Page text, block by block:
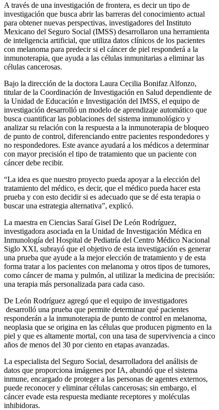
A través de una investigación de frontera, es decir un tipo de
investigación que busca abrir las barreras del conocimiento actual
para obtener nuevas perspectivas, investigadores del Instituto
Mexicano del Seguro Social (IMSS) desarrollaron una herramienta
de inteligencia artificial, que utiliza datos clínicos de los pacientes
con melanoma para predecir si el cáncer de piel responderá a la
inmunoterapia, que ayuda a las células inmunitarias a eliminar las
células cancerosas.
Bajo la dirección de la doctora Laura Cecilia Bonifaz Alfonzo,
titular de la Coordinación de Investigación en Salud dependiente de
la Unidad de Educación e Investigación del IMSS, el equipo de
investigación desarrolló un modelo de aprendizaje automático que
busca cuantificar las poblaciones del sistema inmunológico y
analizar su relación con la respuesta a la inmunoterapia de bloqueo
de punto de control, diferenciando entre pacientes respondedores y
no respondedores. Este avance ayudará a los médicos a determinar
con mayor precisión el tipo de tratamiento que un paciente con
cáncer debe recibir.
“La idea es que nuestro proyecto pueda apoyar a la elección del
tratamiento del médico, es decir, que el médico pueda hacer esta
prueba y con esto decidir si es adecuado que se dé esta terapia o
buscar una estrategia alternativa”, explicó.
La maestra en Ciencias Saraí Gisel De León Rodríguez,
investigadora asociada en la Unidad de Investigación Médica en
Inmunología del Hospital de Pediatría del Centro Médico Nacional
Siglo XXI, subrayó que el objetivo de esta investigación es generar
una prueba que ayude a la mejor elección de tratamiento y de esta
forma tratar a los pacientes con melanoma y otros tipos de tumores,
como cáncer de mama y pulmón, al utilizar la medicina de precisión:
una terapia más personalizada para cada caso.
De León Rodríguez agregó que el equipo de investigadores
desarrolló una prueba que permite determinar qué pacientes
responderán a la inmunoterapia de punto de control en melanoma,
neoplasia que se origina en las células que producen pigmento en la
piel y que es altamente mortal, con una tasa de supervivencia a cinco
años de menos del 30 por ciento en etapas avanzadas.
La especialista del Seguro Social, desarrolladora del análisis de
datos que proporciona imágenes por IA, abundó que el sistema
inmune, encargado de proteger a las personas de agentes externos,
puede reconocer y eliminar células cancerosas; sin embargo, el
cáncer evade esta respuesta mediante receptores y moléculas
inhibidoras.